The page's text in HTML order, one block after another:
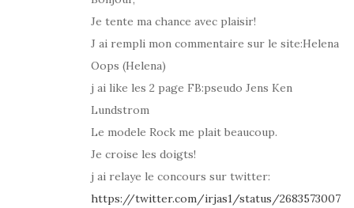
Je tente ma chance avec plaisir!
J ai rempli mon commentaire sur le site:Helena
Oops (Helena)
j ai like les 2 page FB:pseudo Jens Ken
Lundstrom
Le modele Rock me plait beaucoup.
Je croise les doigts!
j ai relaye le concours sur twitter:
https://twitter.com/irjas1/status/2683573007